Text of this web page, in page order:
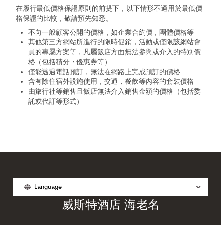
在履行最低價格保證原則的前提下，以下情形不適用於最低價
格保證的比較，敬請預先知悉。
不向一般顧客公開的價格，如企業合約價，團體價格等
其他第三方網站所進行的限時促銷，活動或僅限該網站會
員的專屬方案等，凡屬飯店方面無法參與或介入的特別價
格（包括積分・優惠券等）
僅能透過電話預訂，無法在網路上完成預訂的價格
含有除住宿外設施使用，交通，餐飲等內容的套裝價格
由旅行社等銷售且飯店無法介入銷售金額的價格（包括委
託或代訂等形式）
Language
威斯特酒店 海老名